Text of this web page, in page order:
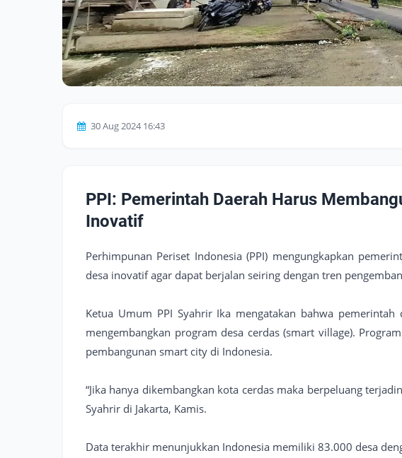
30 Aug 2024 16:43
PPI: Pemerintah Daerah Harus
Inovatif
Perhimpunan Periset Indonesia (PPI) mengungkapkan
desa inovatif agar dapat berjalan seiring dengan tren
Ketua Umum PPI Syahrir Ika mengatakan bahwa
mengembangkan program desa cerdas (smart village).
pembangunan smart city di Indonesia.
“Jika hanya dikembangkan kota cerdas maka berpeluang
Syahrir di Jakarta, Kamis.
Data terakhir menunjukkan Indonesia memiliki 83.000 desa